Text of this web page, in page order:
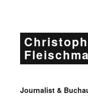
Christoph
Journalist &